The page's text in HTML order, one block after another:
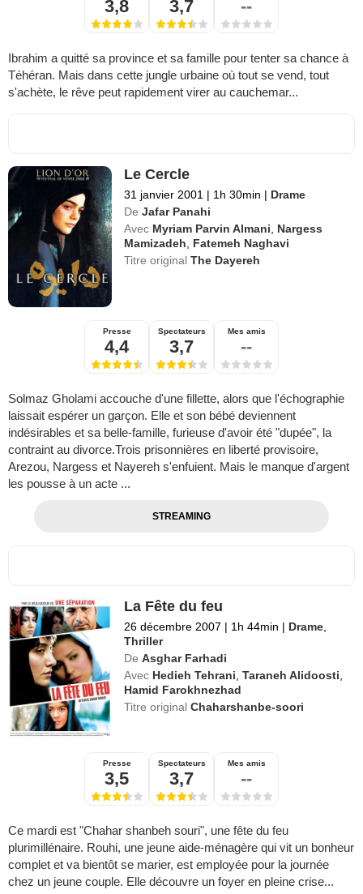
3,8 3,7 --
Ibrahim a quitté sa province et sa famille pour tenter sa chance à
Téhéran. Mais dans cette jungle urbaine où tout se vend, tout
s'achète, le rêve peut rapidement virer au cauchemar...
Le Cercle
31 janvier 2001 | 1h 30min | Drame
De Jafar Panahi
Avec Myriam Parvin Almani
Nargess
Mamizadeh
Fatemeh Naghavi
Titre originalThe Dayereh
Presse
4,4
Spectateurs
3,7
Mes amis
--
Solmaz Gholami accouche d'une fillette, alors que l'échographie
laissait espérer un garçon. Elle et son bébé deviennent
indésirables et sa belle-famille, furieuse d'avoir été "dupée", la
contraint au divorce.Trois prisonnières en liberté provisoire,
Arezou, Nargess et Nayereh s'enfuient. Mais le manque d'argent
les pousse à un acte ...
STREAMING
La Fête du feu
26 décembre 2007 | 1h 44min | Drame
Thriller
De Asghar Farhadi
Avec Hedieh Tehrani ,Taraneh Alidoosti
Hamid Farokhnezhad
Titre originalChaharshanbe-soori
Presse
3,5
Spectateurs
3,7
Mes amis
--
Ce mardi est "Chahar shanbeh souri", une fête du feu
plurimillénaire. Rouhi, une jeune aide-ménagère qui vit un bonheur
complet et va bientôt se marier, est employée pour la journée
chez un jeune couple. Elle découvre un foyer en pleine crise...